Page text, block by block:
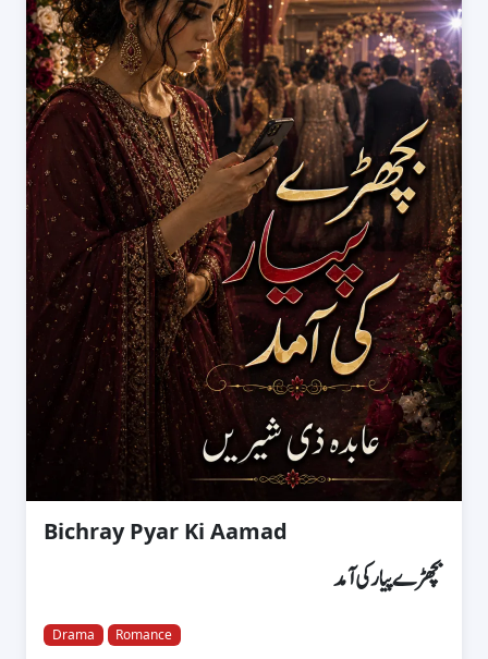
Bichray Pyar Ki Aamad
بچھڑے پیار کی آمد
Drama Romance